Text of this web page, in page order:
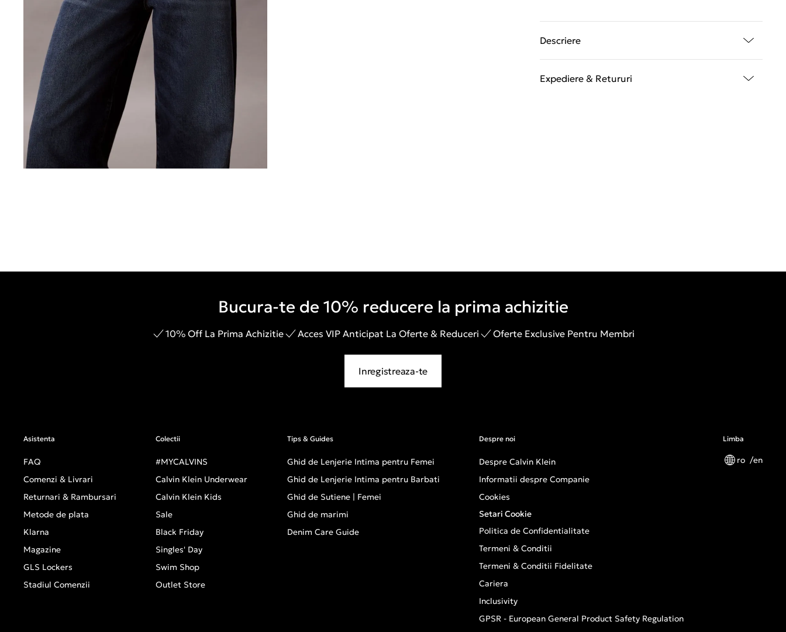
Descriere
Expediere & Retururi
Bucura-te de 10% reducere la prima achizitie
10% Off La Prima Achizitie Acces VIP Anticipat La Oferte & Reduceri Oferte Exclusive Pentru Membri
Inregistreaza-te
Asistenta
FAQ
Comenzi & Livrari
Returnari & Rambursari
Metode de plata
Klarna
Magazine
GLS Lockers
Stadiul Comenzii
Colectii
#MYCALVINS
Calvin Klein Underwear
Calvin Klein Kids
Sale
Black Friday
Singles' Day
Swim Shop
Outlet Store
Tips & Guides
Ghid de Lenjerie Intima pentru Femei
Ghid de Lenjerie Intima pentru Barbati
Ghid de Sutiene | Femei
Ghid de marimi
Denim Care Guide
Despre noi
Despre Calvin Klein
Informatii despre Companie
Cookies
Setari Cookie
Politica de Confidentialitate
Termeni & Conditii
Termeni & Conditii Fidelitate
Cariera
Inclusivity
GPSR - European General Product Safety Regulation
Limba
ro en